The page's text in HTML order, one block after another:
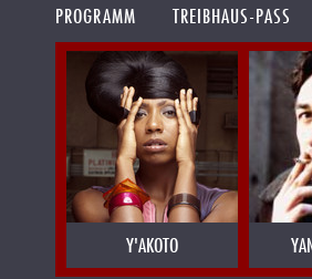
PROGRAMM TREIBHAUS-PASS
Y'AKOTO